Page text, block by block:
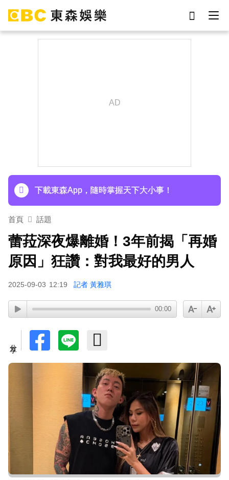
下載東森App，隨時掌握天下大小事！
首頁 話題
蕾菈深夜爆離婚！3年前揭「再婚
原因」狂讚：對我最好的男人
2025-09-03 12:19 記者 黃雅琪
00:00